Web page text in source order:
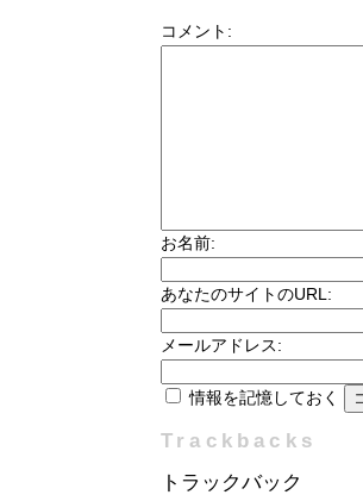
コメント:
お名前:
あなたのサイトのURL:
メールアドレス:
情報を記憶しておく
Trackbacks
トラックバック